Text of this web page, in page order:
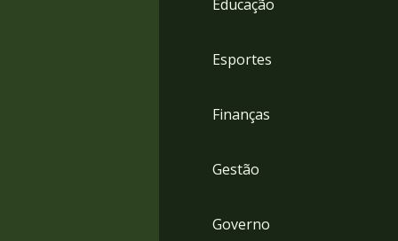
Educação
Esportes
Finanças
Gestão
Governo